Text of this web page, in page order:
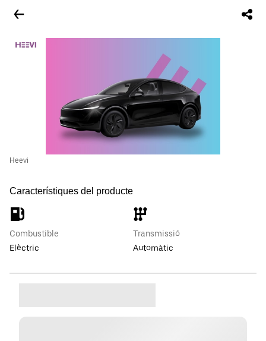
Heevi
Característiques del producte
Combustible
Elèctric
Transmissió
Automàtic